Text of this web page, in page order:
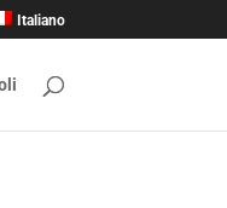
Italiano